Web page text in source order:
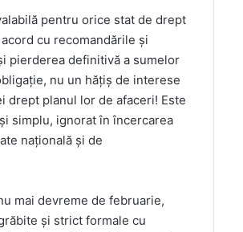
pentru orice stat de drept
cu recomandările și
pierderea definitivă a sumelor
nu un hățiș de interese
drept planul lor de afaceri! Este
simplu, ignorat în încercarea
națională și de
mai devreme de februarie,
și strict formale cu